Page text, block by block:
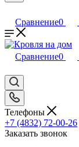
Сравнение0
Сравнение0
Телефоны
+7 (4832) 72-00-26
Заказать звонок